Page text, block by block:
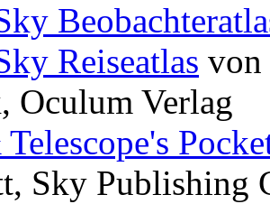
Reiseatlas von
Oculum Verlag
Sky Publishing